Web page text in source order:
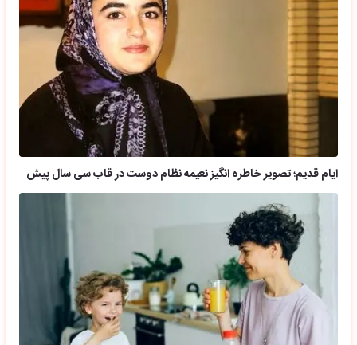
ایام قدیم؛ تصویر خاطره انگیز نعیمه نظام دوست در قاب سی سال پیش